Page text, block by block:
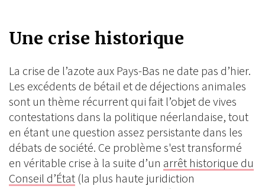
Une crise historique
La crise de l’azote aux Pays-Bas ne date pas d’hier.
Les excédents de bétail et de déjections animales
sont un thème récurrent qui fait l’objet de vives
contestations dans la politique néerlandaise, tout
en étant une question assez persistante dans les
débats de société. Ce problème s'est transformé
en véritable crise à la suite d’un arrêt historique du
Conseil d’État (la plus haute juridiction